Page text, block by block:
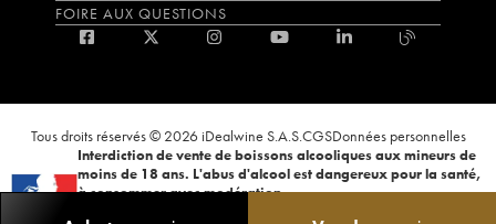
FOIRE AUX QUESTIONS
Tous droits réservés © 2026 iDealwine S.A.S.CGSDonnées personnelles
Interdiction de vente de boissons alcooliques aux mineurs de
moins de 18 ans. L'abus d'alcool est dangereux pour la santé,
à consommer avec modération.